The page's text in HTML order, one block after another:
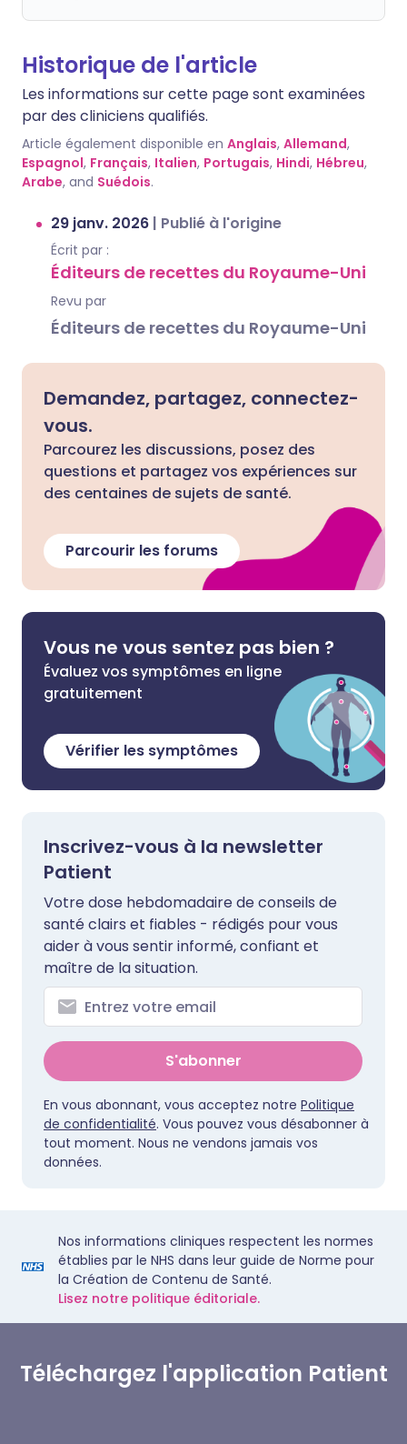
Historique de l'article
Les informations sur cette page sont examinées
par des cliniciens qualifiés.
Article également disponible en Anglais, Allemand,
Espagnol, Français, Italien, Portugais, Hindi, Hébreu,
Arabe, and Suédois.
29 janv. 2026 | Publié à l'origine
Écrit par :
Éditeurs de recettes du Royaume-Uni
Revu par
Éditeurs de recettes du Royaume-Uni
Demandez, partagez, connectez-
vous.
Parcourez les discussions, posez des
questions et partagez vos expériences sur
des centaines de sujets de santé.
Parcourir les forums
Vous ne vous sentez pas bien ?
Évaluez vos symptômes en ligne
gratuitement
Vérifier les symptômes
Inscrivez-vous à la newsletter
Patient
Votre dose hebdomadaire de conseils de
santé clairs et fiables - rédigés pour vous
aider à vous sentir informé, confiant et
maître de la situation.
S'abonner
En vous abonnant, vous acceptez notre Politique
de confidentialité. Vous pouvez vous désabonner à
tout moment. Nous ne vendons jamais vos
données.
Nos informations cliniques respectent les normes
établies par le NHS dans leur guide de Norme pour
la Création de Contenu de Santé.
Lisez notre politique éditoriale.
Téléchargez l'application Patient